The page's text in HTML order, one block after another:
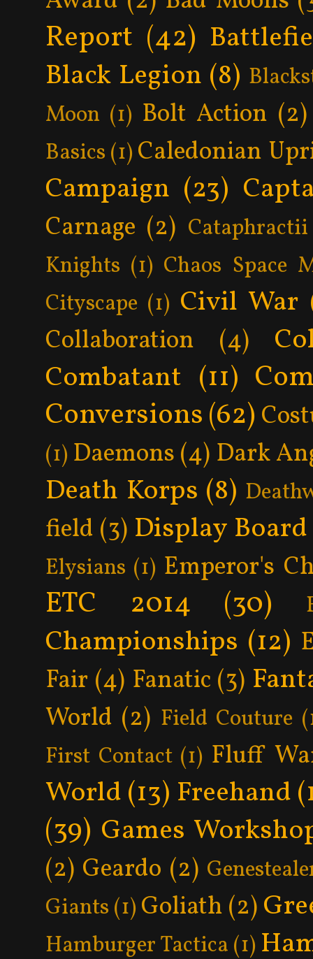
Report (42)
Black Legion (8)
Moon (1) Bolt Action (2)
Basics (1) Caledonian
Campaign (23)
Carnage (2) Cataphractii
Knights (1) Chaos Space
Cityscape (1) Civil War
Collaboration (4)
Combatant (11)
Conversions(62)
(1) Daemons (4) Dark
Death Korps (8)
field (3) Display Board
Elysians (1) Emperor's
ETC 2014 (30)
Championships (12)
Fair (4) Fanatic (3)
World (2) Field Couture
First Contact (1) Fluff
World (13) Freehand
(39) Games
(2) Geardo (2)
Giants (1) Goliath (2)
Hamburger Tactica (1)